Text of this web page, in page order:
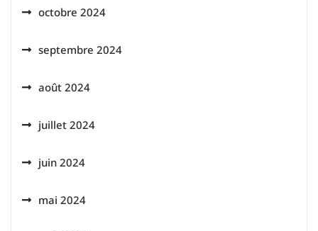
octobre 2024
septembre 2024
août 2024
juillet 2024
juin 2024
mai 2024